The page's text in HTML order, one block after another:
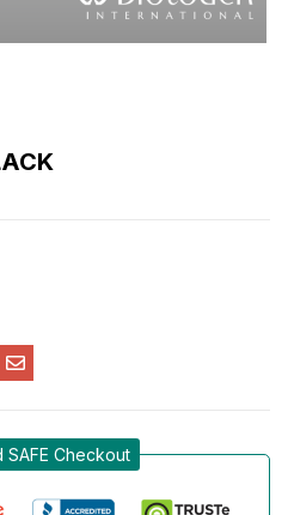
SAFE Checkout